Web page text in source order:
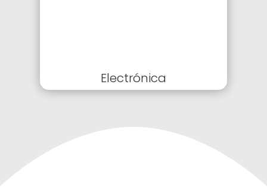
Electrónica